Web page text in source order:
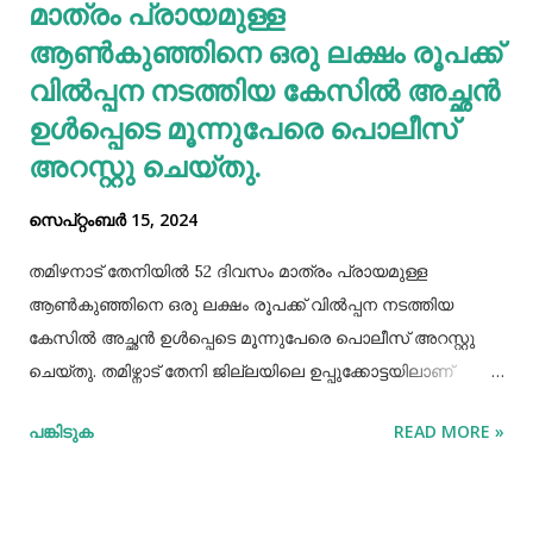
പ്രോട്ടീനാൽ സമ്പുഷ്ടവുമാണ്. മറ്റ് തിനകളേക്കാൾ കൂടുതൽ
കാൽസ്യ...
മാത്രം പ്രായമുള്ള
ആണ്‍കുഞ്ഞിനെ ഒരു ലക്ഷം രൂപക്ക്
വില്‍പ്പന നടത്തിയ കേസില്‍ അച്ഛൻ
ഉള്‍പ്പെടെ മൂന്നുപേരെ പൊലീസ്
അറസ്റ്റു ചെയ്തു.
സെപ്റ്റംബർ 15, 2024
തമിഴനാട് തേനിയില്‍ 52 ദിവസം മാത്രം പ്രായമുള്ള
ആണ്‍കുഞ്ഞിനെ ഒരു ലക്ഷം രൂപക്ക് വില്‍പ്പന നടത്തിയ
കേസില്‍ അച്ഛൻ ഉള്‍പ്പെടെ മൂന്നുപേരെ പൊലീസ് അറസ്റ്റു
ചെയ്തു. തമിഴ്നാട് തേനി ജില്ലയിലെ ഉപ്പുക്കോട്ടയിലാണ്
സ്വദേശികളായ ദമ്ബതികളുമാണ് അറസ്റ്റിലായത്. തേനി
പങ്കിടുക READ MORE »